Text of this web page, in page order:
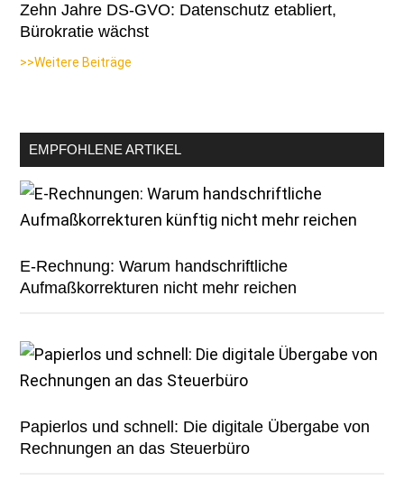
Zehn Jahre DS-GVO: Datenschutz etabliert,
Bürokratie wächst
>>Weitere Beiträge
EMPFOHLENE ARTIKEL
E-Rechnung: Warum handschriftliche
Aufmaßkorrekturen nicht mehr reichen
Papierlos und schnell: Die digitale Übergabe von
Rechnungen an das Steuerbüro